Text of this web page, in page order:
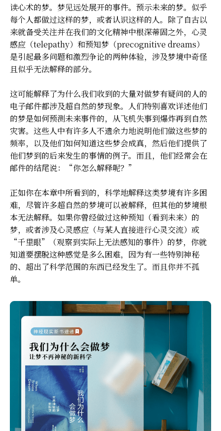
读心术的梦。梦见远处展开的事件。预示未来的梦。似乎
每个人都做过这样的梦，或者认识这样的人。除了自古以
来就备受关注并在我们的文化精神中根深蒂固之外，心灵
感应（telepathy）和预知梦（precognitive dreams）
是引起最多问题和激烈争论的两种体验，涉及梦境中奇怪
且似乎无法解释的部分。
这可能解释了为什么我们收到的大量对做梦有疑问的人的
电子邮件都涉及超自然的梦现象。人们特别喜欢详述他们
的梦是如何预测未来事件的，从飞机失事到爆炸再到自然
灾害。这些人中有许多人不遗余力地说明他们做这些梦的
频率，以及他们如何知道这些梦会成真，然后他们提供了
他们梦到的后来发生的事情的例子。而且，他们经常会在
邮件的结尾说：“你怎么解释呢？”
正如你在本章中所看到的，科学地解释这类梦境有许多困
难，尽管许多超自然的梦境可以被解释，但其他的梦境根
本无法解释。如果你曾经做过这种预知（看到未来）的
梦，或者涉及心灵感应（与某人直接进行心灵交流）或
“千里眼”（观察到实际上无法感知的事件）的梦，你就
知道要摆脱这种感觉是多么困难，因为有一些特别神秘
的、超出了科学范围的东西已经发生了。而且你并不孤
单。